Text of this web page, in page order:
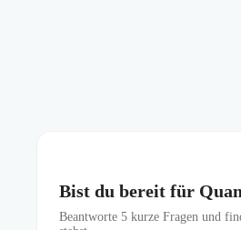
Bist du bereit für
Beantworte 5 kurze Fragen und